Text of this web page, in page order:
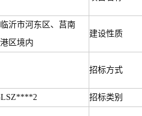
沂市河东区、莒南
区境内
建设性质
招标方式
招标类别